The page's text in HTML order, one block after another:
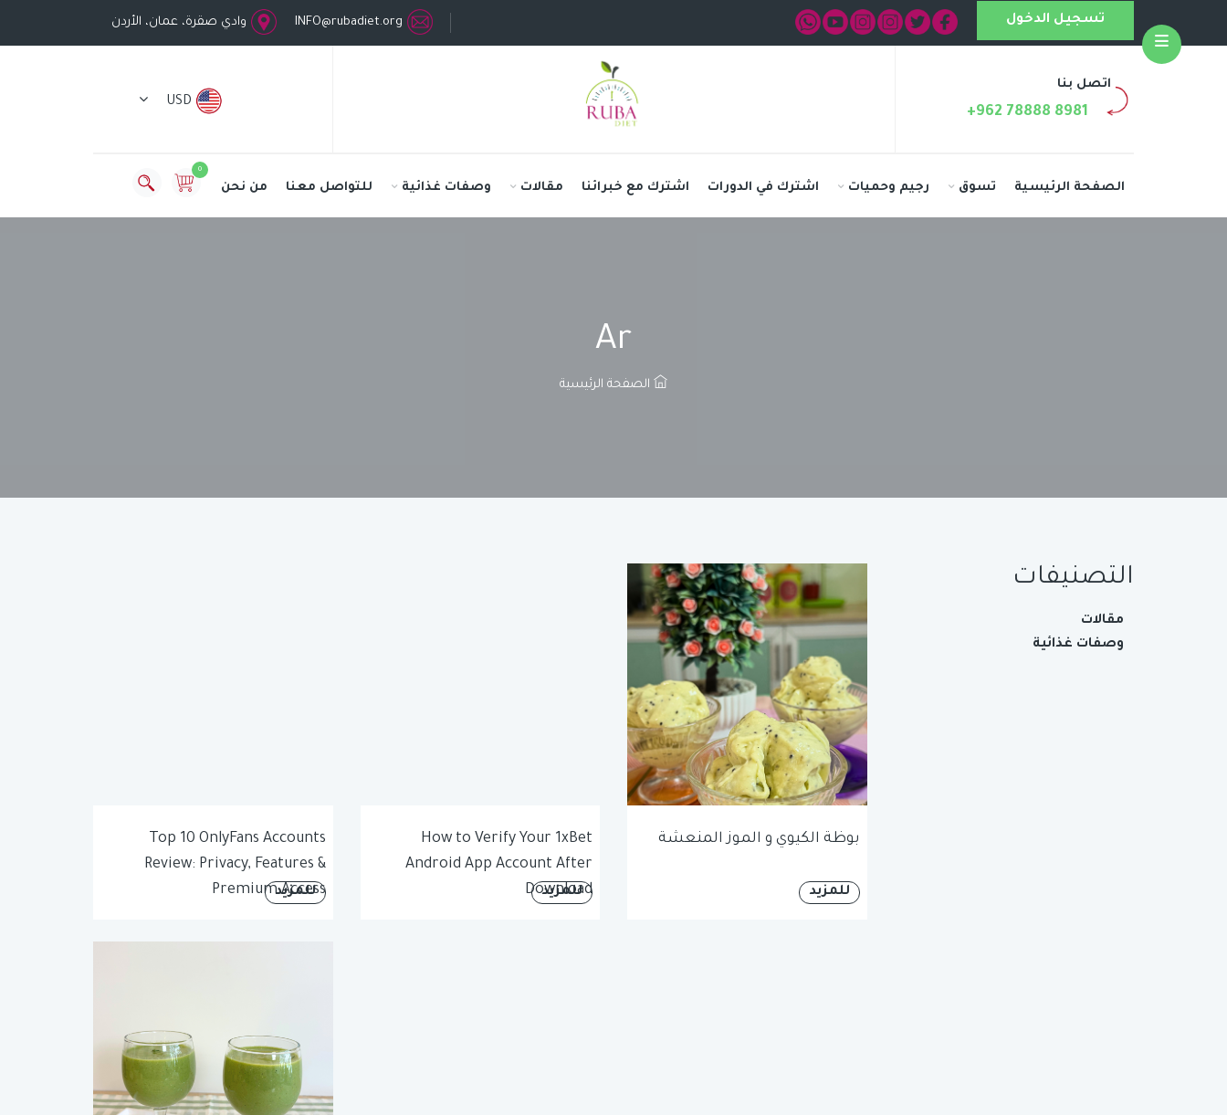
INFO@rubadiet.org وادي صقرة، عمان، الأردن تسجيل الدخول
اتصل بنا
+962 78888 8981
USD
0
الصفحة الرئيسية تسوق رجيم وحميات اشترك في الدورات اشترك مع خبرائنا مقالات وصفات غذائية للتواصل معنا من نحن
Ar
الصفحة الرئيسية
التصنيفات
مقالات
وصفات غذائية
بوظة الكيوي و الموز المنعشة
للمزيد
How to Verify Your 1xBet
Android App Account After
Download
للمزيد
Top 10 OnlyFans Accounts
Review: Privacy, Features &
Premium Access
للمزيد